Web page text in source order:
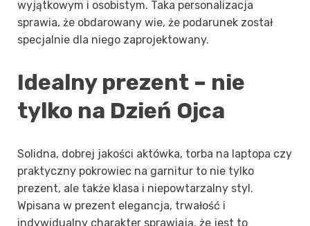
wyjątkowym i osobistym. Taka personalizacja
sprawia, że obdarowany wie, że podarunek został
specjalnie dla niego zaprojektowany.
Idealny prezent – nie
tylko na Dzień Ojca
Solidna, dobrej jakości aktówka, torba na laptopa czy
praktyczny pokrowiec na garnitur to nie tylko
prezent, ale także klasa i niepowtarzalny styl.
Wpisana w prezent elegancja, trwałość i
indywidualny charakter sprawiają, że jest to